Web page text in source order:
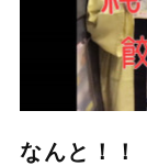
なんと！！